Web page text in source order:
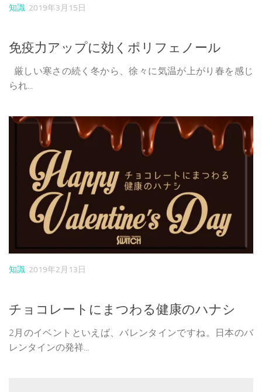
知識 2019年3月15日
免疫力アップに効くポリフェノール
厳しい寒さの続く冬から、徐々に気温が上がり春を感じ
られ...
知識 2019年2月13日
チョコレートにまつわる健康のハナシ
2月のイベントといえば、バレンタインですね。日本のバ
レンタインの発祥...